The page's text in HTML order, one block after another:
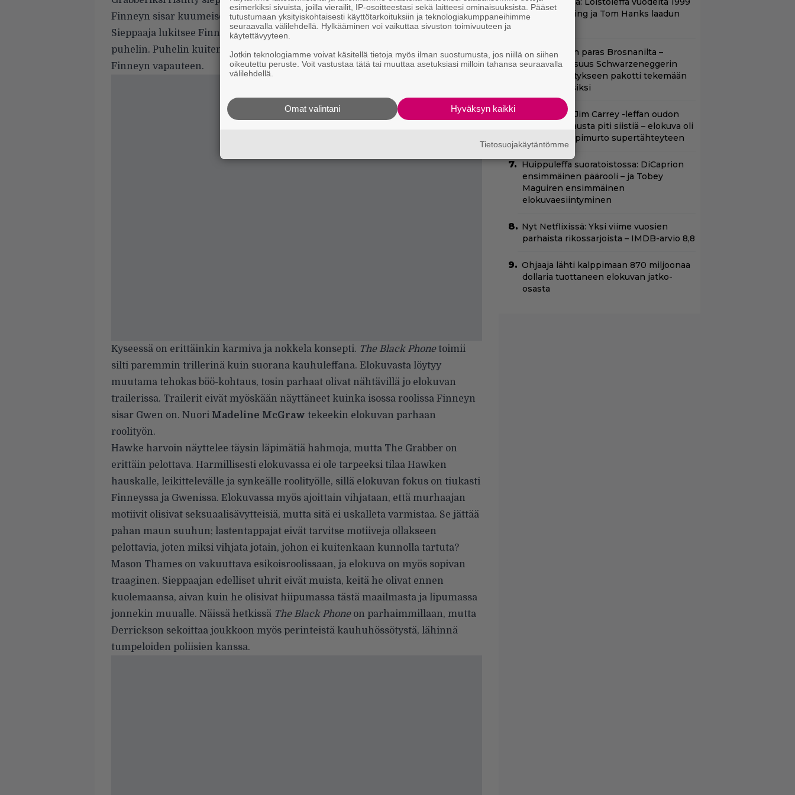
Finneyn sisar kuumeisen etsinnän tuodakseen veljensä elossa kotiin.
Sieppaaja lukitsee Finneyn kellariinsa, josta löytyy vain patja ja rikkinäinen
puhelin. Puhelin kuitenkin soi ja murhaajan edelliset uhrit yrittävät auttaa
Finneyn vapauteen.
Kyseessä on erittäinkin karmiva ja nokkela konsepti. The Black Phonetoimii
silti paremmin trillerinä kuin suorana kauhuleffana. Elokuvasta löytyy
muutama tehokas böö-kohtaus, tosin parhaat olivat nähtävillä jo elokuvan
trailerissa. Trailerit eivät myöskään näyttäneet kuinka isossa roolissa Finneyn
sisar Gwen on. Nuori Madeline McGraw tekeekin elokuvan parhaan
roolityön.
Hawke harvoin näyttelee täysin läpimätiä hahmoja, mutta The Grabber on
erittäin pelottava. Harmillisesti elokuvassa ei ole tarpeeksi tilaa Hawken
hauskalle, leikittelevälle ja synkeälle roolityölle, sillä elokuvan fokus on tiukasti
Finneyssa ja Gwenissa. Elokuvassa myös ajoittain vihjataan, että murhaajan
motiivit olisivat seksuaalisävytteisiä, mutta sitä ei uskalleta varmistaa. Se jättää
pahan maun suuhun; lastentappajat eivät tarvitse motiiveja ollakseen
pelottavia, joten miksi vihjata jotain, johon ei kuitenkaan kunnolla tartuta?
Mason Thames on vakuuttava esikoisroolissaan, ja elokuva on myös sopivan
traaginen. Sieppaajan edelliset uhrit eivät muista, keitä he olivat ennen
kuolemaansa, aivan kuin he olisivat hiipumassa tästä maailmasta ja lipumassa
jonnekin muualle. Näissä hetkissä The Black Phoneon parhaimmillaan, mutta
Derrickson sekoittaa joukkoon myös perinteistä kauhuhössötystä, lähinnä
tumpeloiden poliisien kanssa.
– Stephen King ja Tom Hanks laadun
Illan Bond on paras Brosnanilta –
samankaltaisuus Schwarzeneggerin
toimintatykitykseen pakotti tekemään
kässärin uusiksi
Illalla tv:ssä: Jim Carrey -leffan oudon
raakaa kohtausta piti siistiä – elokuva oli
koomikon läpimurto supertähteyteen
Huippuleffa suoratoistossa: DiCaprion
ensimmäinen päärooli – ja Tobey
Maguiren ensimmäinen
elokuvaesiintyminen
Nyt Netflixissä: Yksi viime vuosien
parhaista rikossarjoista – IMDB-arvio 8,8
Ohjaaja lähti kalppimaan 870 miljoonaa
dollaria tuottaneen elokuvan jatko-
osasta
esimerkiksi sivuista, joilla vierailit, IP-osoitteestasi sekä laitteesi ominaisuuksista. Pääset
tutustumaan yksityiskohtaisesti käyttötarkoituksiin ja teknologiakumppaneihimme
seuraavalla välilehdellä. Hylkääminen voi vaikuttaa sivuston toimivuuteen ja
käytettävyyteen.
Jotkin teknologiamme voivat käsitellä tietoja myös ilman suostumusta, jos niillä on siihen
oikeutettu peruste. Voit vastustaa tätä tai muuttaa asetuksiasi milloin tahansa seuraavalla
välilehdellä.
Hyväksyn kaikki
Omat valintani
Tietosuojakäytäntömme